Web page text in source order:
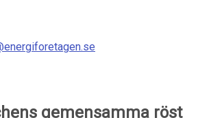
gemensamma röst